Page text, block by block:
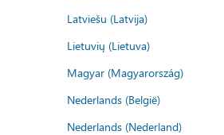
Latviešu (Latvija)
Lietuvių (Lietuva)
Magyar (Magyarország)
Nederlands (België)
Nederlands (Nederland)